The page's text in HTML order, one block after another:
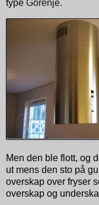
type Gorenje.
Men den ble flott, og
ut mens den sto på
overskap over fryser
overskap og